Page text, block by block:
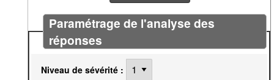
Paramétrage de l'analyse des
réponses
Niveau de sévérité :